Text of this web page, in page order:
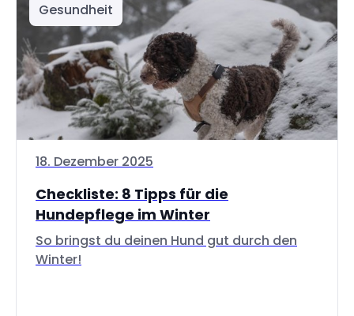
Gesundheit
18. Dezember 2025
Checkliste: 8 Tipps für die
Hundepflege im Winter
So bringst du deinen Hund gut durch den
Winter!